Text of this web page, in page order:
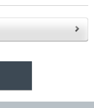
当社は、以下のいずれかの場合を除いて、個人データを同意いただいた範囲を超えて利用したり第三者に提供したりいたしません。